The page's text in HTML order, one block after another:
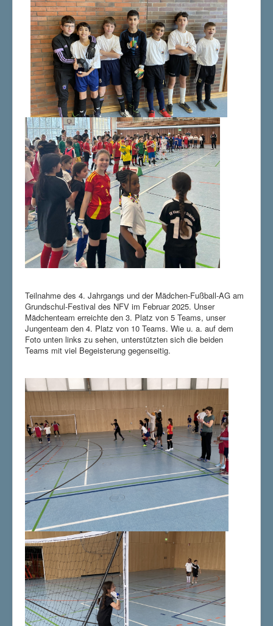
Teilnahme des 4. Jahrgangs und der Mädchen-Fußball-AG am
Grundschul-Festival des NFV im Februar 2025. Unser
Mädchenteam erreichte den 3. Platz von 5 Teams, unser
Jungenteam den 4. Platz von 10 Teams. Wie u. a. auf dem
Foto unten links zu sehen, unterstützten sich die beiden
Teams mit viel Begeisterung gegenseitig.